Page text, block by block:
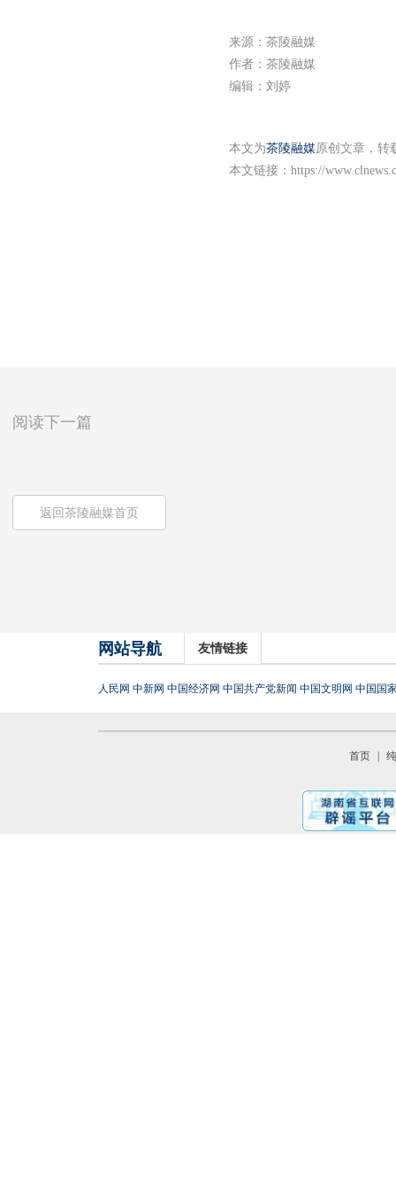
来源：茶陵融媒
作者：茶陵融媒
编辑：刘婷
本文为茶陵融媒原创文章，转
本文链接： https://
阅读下一篇
返回茶陵融媒首页
网站导航 友情链接
人民网 中新网 中国经济网 中国共产党新闻 中国文明网 中国国
首页 |